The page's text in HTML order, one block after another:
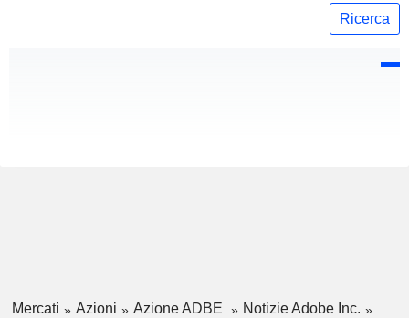
Ricerca
Mercati Azioni Azione ADBE
Notizie Adobe Inc.